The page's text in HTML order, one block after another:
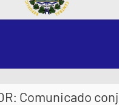
Comunicado